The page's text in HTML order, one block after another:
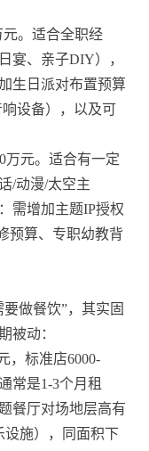
元。适合全职经
宴、亲子DIY），
生日派对布置预算
设备），以及可
万元。适合有一定
/动漫/太空主
：需增加主题IP授权
预算、专职幼教背
做餐饮”，其实固
被动：
，标准店6000-
常是1-3个月租
餐厅对场地层高有
设施），同面积下